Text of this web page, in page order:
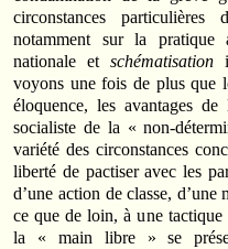
circonstances
notamment sur la pratique
nationale etschématisation
voyons une fois de plus que
éloquence, les avantages
socialiste de la « non-
variété des circonstances
liberté de pactiser avec les
d’une action de classe,
ce que de loin, à une tactique
la « main libre » se